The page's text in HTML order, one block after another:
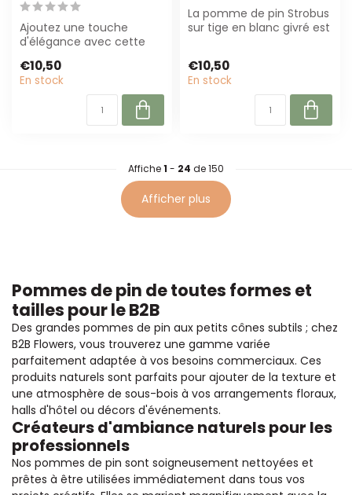
Ajoutez une touche
d'élégance avec cette
tige avec pointe...
€10,50
En stock
La pomme de pin Strobus
sur tige en blanc givré est
€10,50
En stock
Affiche1 - 24 de 150
Afficher plus
Pommes de pin de toutes formes et
tailles pour le B2B
Des grandes pommes de pin aux petits cônes subtils ; chez
B2B Flowers, vous trouverez une gamme variée
parfaitement adaptée à vos besoins commerciaux. Ces
produits naturels sont parfaits pour ajouter de la texture et
une atmosphère de sous-bois à vos arrangements floraux,
halls d'hôtel ou décors d'événements.
Créateurs d'ambiance naturels pour les
professionnels
Nos pommes de pin sont soigneusement nettoyées et
prêtes à être utilisées immédiatement dans tous vos